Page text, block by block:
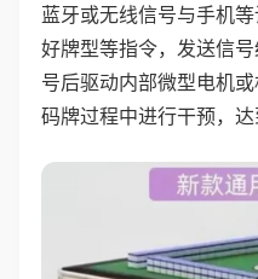
蓝牙或无线信号与手机
好牌型等指令，发送信
号后驱动内部微型电机
码牌过程中进行干预，达